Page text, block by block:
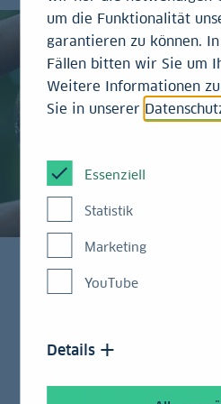
nachhaltige Anleihe hat ein
um die Funktionalität
garantieren zu können.
Fällen bitten wir Sie um
Weitere Informationen
Sie in unserer
Essenziell
Statistik
Marketing
YouTube
Details